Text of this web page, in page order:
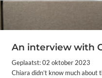
An interview with
Geplaatst: 02 oktober 2023
Chiara didn’t know much